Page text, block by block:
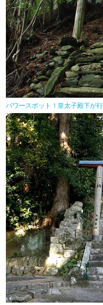
パワースポット！皇太子殿下が